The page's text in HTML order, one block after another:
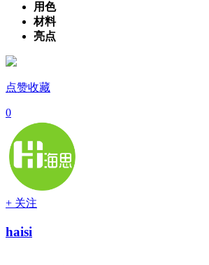
用色
材料
亮点
点赞收藏
0
+ 关注
haisi